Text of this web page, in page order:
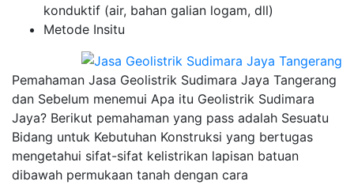
konduktif (air, bahan galian logam, dll)
Metode Insitu
Pemahaman Jasa Geolistrik Sudimara Jaya Tangerang
dan Sebelum menemui Apa itu Geolistrik Sudimara
Jaya? Berikut pemahaman yang pass adalah Sesuatu
Bidang untuk Kebutuhan Konstruksi yang bertugas
mengetahui sifat-sifat kelistrikan lapisan batuan
dibawah permukaan tanah dengan cara